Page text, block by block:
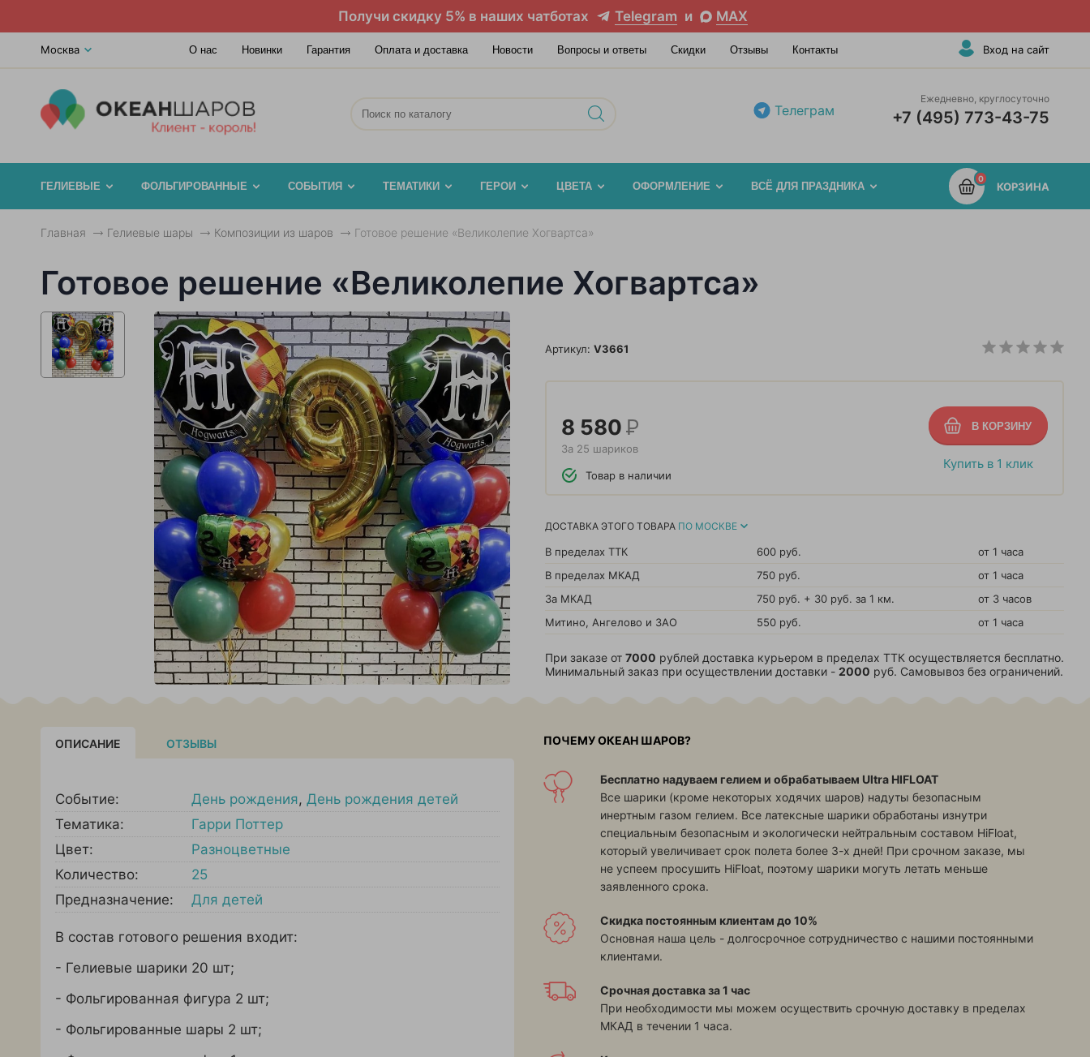
Получи скидку 5% в наших чатботах Telegram и MAX
Москва О нас Новинки Гарантия Оплата и доставка Новости Вопросы и ответы Скидки Отзывы Контакты Вход на сайт
Телеграм
Ежедневно, круглосуточно
+7 (495) 773-43-75
0
КОРЗИНА
ГЕЛИЕВЫЕ ФОЛЬГИРОВАННЫЕ СОБЫТИЯ ТЕМАТИКИ ГЕРОИ ЦВЕТА ОФОРМЛЕНИЕ ВСЁ ДЛЯ ПРАЗДНИКА
Главная Гелиевые шары Композиции из шаров Готовое решение «Великолепие Хогвартса»
Готовое решение «Великолепие Хогвартса»
Артикул: V3661
Купить в 1 клик
8 580Р
За 25 шариков
Товар в наличии
ДОСТАВКА ЭТОГО ТОВАРА ПО МОСКВЕ
В пределах ТТК 600 руб.
от 1 часа
В пределах МКАД
750 руб.
от 1 часа
За МКАД
750 руб. + 30 руб. за 1 км.
от 3 часов
Митино, Ангелово и ЗАО
550 руб. от 1 часа
При заказе от 7000 рублей доставка курьером в пределах ТТК осуществляется бесплатно.
Минимальный заказ при осуществлении доставки - 2000 руб. Самовывоз без ограничений.
ОПИСАНИЕ ОТЗЫВЫ
Событие: День рождения, День рождения детей
Тематика:
Гарри Поттер
Цвет:
Разноцветные
Количество:
25
Предназначение:
Для детей
В состав готового решения входит:
- Гелиевые шарики 20 шт;
- Фольгированная фигура 2 шт;
- Фольгированные шары 2 шт;
ПОЧЕМУ ОКЕАН ШАРОВ?
Бесплатно надуваем гелием и обрабатываем Ultra HIFLOAT
Все шарики (кроме некоторых ходячих шаров) надуты безопасным
инертным газом гелием. Все латексные шарики обработаны изнутри
специальным безопасным и экологически нейтральным составом HiFloat,
который увеличивает срок полета более 3-х дней! При срочном заказе, мы
не успеем просушить HiFloat, поэтому шарики могуть летать меньше
заявленного срока.
Скидка постоянным клиентам до 10%
Основная наша цель - долгосрочное сотрудничество с нашими постоянными
клиентами.
Срочная доставка за 1 час
При необходимости мы можем осуществить срочную доставку в пределах
МКАД в течении 1 часа.